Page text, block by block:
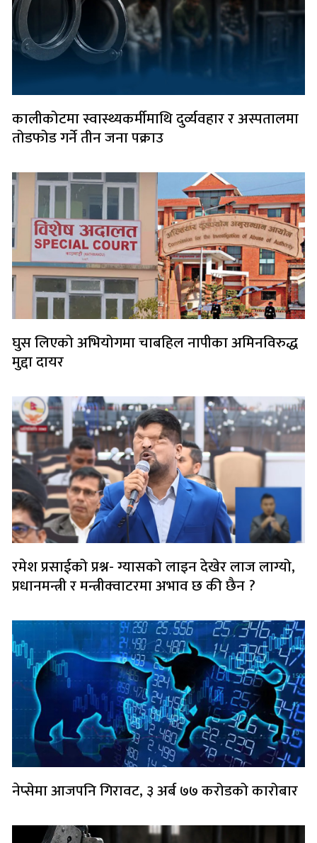
कालीकोटमा स्वास्थ्यकर्मीमाथि दुर्व्यवहार र अस्पतालमा
तोडफोड गर्ने तीन जना पक्राउ
घुस लिएको अभियोगमा चाबहिल नापीका अमिनविरुद्ध
मुद्दा दायर
रमेश प्रसाईको प्रश्न- ग्यासको लाइन देखेर लाज लाग्यो,
प्रधानमन्त्री र मन्त्रीक्वाटरमा अभाव छ की छैन ?
नेप्सेमा आजपनि गिरावट, ३ अर्ब ७७ करोडको कारोबार